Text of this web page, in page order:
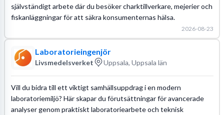
självständigt arbete där du besöker charktillverkare, mejerier och
fiskanläggningar för att säkra konsumenternas hälsa.
2026-08-23
Laboratorieingenjör
Livsmedelsverket Uppsala, Uppsala län
Vill du bidra till ett viktigt samhällsuppdrag i en modern
laboratoriemiljö? Här skapar du förutsättningar för avancerade
analyser genom praktiskt laboratoriearbete och teknisk